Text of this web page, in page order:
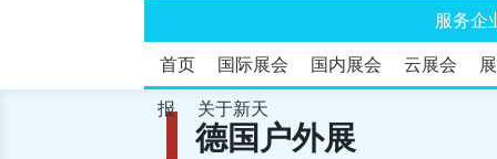
服务企
首页
国际展会 国内展会 云展会
报
关于新天
德国户外展